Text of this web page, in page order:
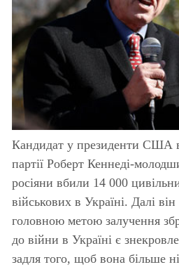
Кандидат у президенти США
партії Роберт Кеннеді-
росіяни вбили 14 000
військових в Україні. Далі
головною метою залучення
до війни в Україні є
задля того, щоб вона більше